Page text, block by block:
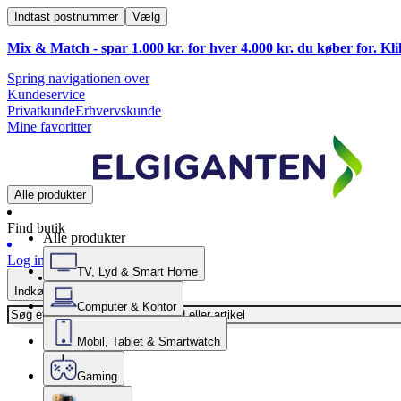
Indtast postnummer Vælg
Mix & Match - spar 1.000 kr. for hver 4.000 kr. du køber for.
Spring navigationen over
Kundeservice
PrivatkundeErhvervskunde
Mine favoritter
Alle produkter
Find butik
Log ind
Indkøbskurv
Alle produkter
TV, Lyd & Smart Home
Computer & Kontor
Mobil, Tablet & Smartwatch
Gaming